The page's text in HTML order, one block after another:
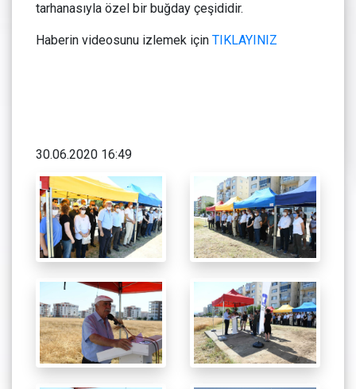
tarhanasıyla özel bir buğday çeşididir.
Haberin videosunu izlemek için TIKLAYINIZ
30.06.2020 16:49